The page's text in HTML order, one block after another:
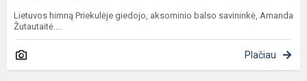
Lietuvos himną Priekulėje giedojo, aksominio balso savininkė, Amanda
Žutautaitė....
Plačiau